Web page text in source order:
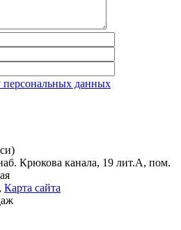
персональных данных
Крюкова канала, 19 лит.А, пом.
, Карта сайта